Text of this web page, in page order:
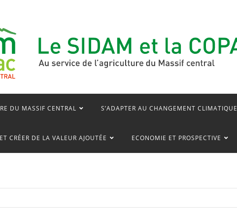
DU MASSIF CENTRAL S’ADAPTER AU CHANGEMENT CLIMATIQUE
CRÉER DE LA VALEUR AJOUTÉE ECONOMIE ET PROSPECTIVE